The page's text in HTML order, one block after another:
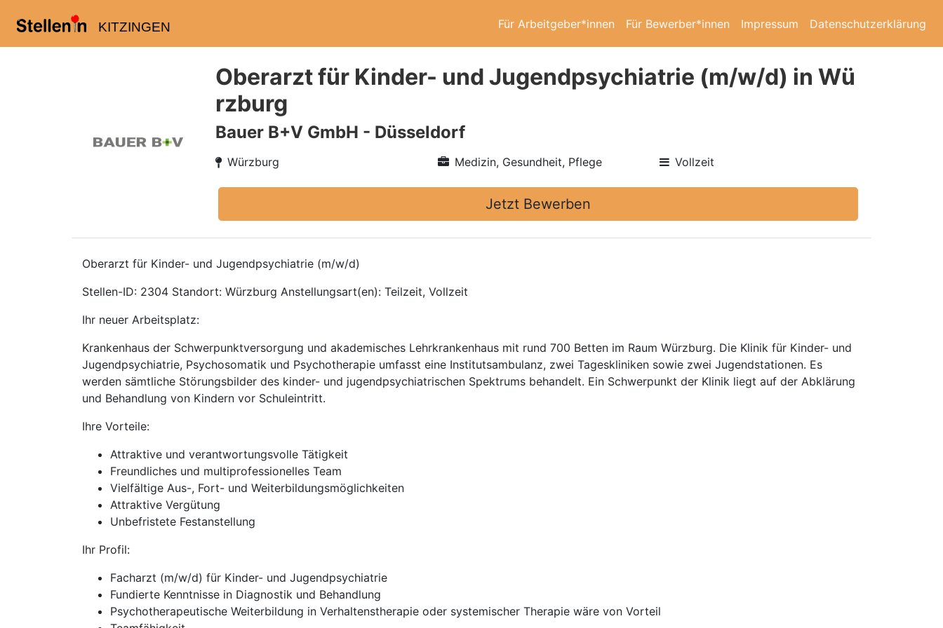
KITZINGEN Für Arbeitgeber*innen Für Bewerber*innen Impressum Datenschutzerklärung
Oberarzt für Kinder- und Jugendpsychiatrie (m/w/d) in Wü
rzburg
Bauer B+V GmbH - Düsseldorf
Würzburg Medizin, Gesundheit, Pflege Vollzeit
Jetzt Bewerben
Oberarzt für Kinder- und Jugendpsychiatrie (m/w/d)
Stellen-ID: 2304 Standort: Würzburg Anstellungsart(en): Teilzeit, Vollzeit
Ihr neuer Arbeitsplatz:
Krankenhaus der Schwerpunktversorgung und akademisches Lehrkrankenhaus mit rund 700 Betten im Raum Würzburg. Die Klinik für Kinder- und
Jugendpsychiatrie, Psychosomatik und Psychotherapie umfasst eine Institutsambulanz, zwei Tageskliniken sowie zwei Jugendstationen. Es
werden sämtliche Störungsbilder des kinder- und jugendpsychiatrischen Spektrums behandelt. Ein Schwerpunkt der Klinik liegt auf der Abklärung
und Behandlung von Kindern vor Schuleintritt.
Ihre Vorteile:
Attraktive und verantwortungsvolle Tätigkeit
Freundliches und multiprofessionelles Team
Vielfältige Aus-, Fort- und Weiterbildungsmöglichkeiten
Attraktive Vergütung
Unbefristete Festanstellung
Ihr Profil:
Facharzt (m/w/d) für Kinder- und Jugendpsychiatrie
Fundierte Kenntnisse in Diagnostik und Behandlung
Psychotherapeutische Weiterbildung in Verhaltenstherapie oder systemischer Therapie wäre von Vorteil